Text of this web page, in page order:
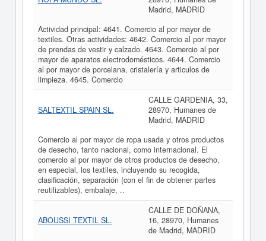
Madrid, MADRID
Actividad principal: 4641. Comercio al por mayor de
textiles. Otras actividades: 4642. Comercio al por mayor
de prendas de vestir y calzado. 4643. Comercio al por
mayor de aparatos electrodomésticos. 4644. Comercio
al por mayor de porcelana, cristalería y articulos de
limpieza. 4645. Comercio
SALTEXTIL SPAIN SL.
CALLE GARDENIA, 33,
28970, Humanes de
Madrid, MADRID
Comercio al por mayor de ropa usada y otros productos
de desecho, tanto nacional, como internacional. El
comercio al por mayor de otros productos de desecho,
en especial, los textiles, incluyendo su recogida,
clasificación, separación (con el fin de obtener partes
reutilizables), embalaje, ..
ABOUSSI TEXTIL SL.
CALLE DE DOÑANA,
16, 28970, Humanes
de Madrid, MADRID